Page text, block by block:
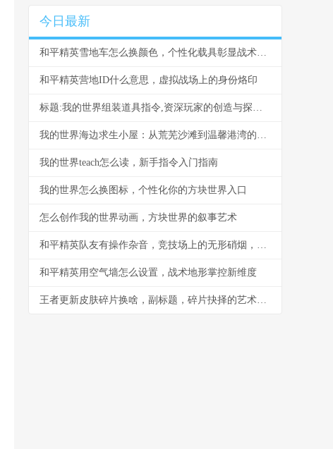
今日最新
和平精英雪地车怎么换颜色，个性化载具彰显战术风采，副标题，雪原驰骋的色彩奥秘与实战价值
和平精英营地ID什么意思，虚拟战场上的身份烙印
标题:我的世界组装道具指令,资深玩家的创造与探索指南
我的世界海边求生小屋：从荒芜沙滩到温馨港湾的建造指南
我的世界teach怎么读，新手指令入门指南
我的世界怎么换图标，个性化你的方块世界入口
怎么创作我的世界动画，方块世界的叙事艺术
和平精英队友有操作杂音，竞技场上的无形硝烟，副标题，听音辨位之外的生存考验
和平精英用空气墙怎么设置，战术地形掌控新维度
王者更新皮肤碎片换啥，副标题，碎片抉择的艺术与智慧